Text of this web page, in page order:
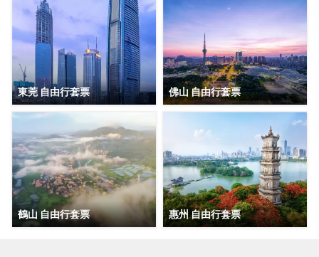
東莞 自由行套票 佛山 自由行套票
鶴山 自由行套票 惠州 自由行套票